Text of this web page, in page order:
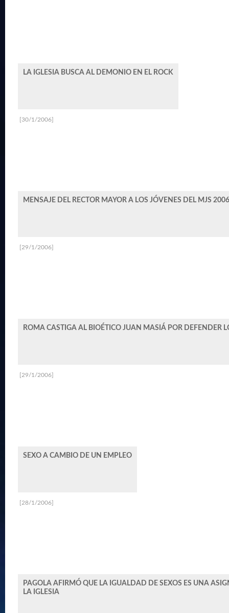
LA IGLESIA BUSCA AL DEMONIO EN EL ROCK
MENSAJE DEL RECTOR MAYOR A LOS JÓVENES DEL MJS 2006
[30/1/2006]
ROMA CASTIGA AL BIOÉTICO JUAN MASIÁ POR DEFENDER
[29/1/2006]
SEXO A CAMBIO DE UN EMPLEO
[29/1/2006]
PAGOLA AFIRMÓ QUE LA IGUALDAD DE SEXOS ES UNA
LA IGLESIA
[28/1/2006]